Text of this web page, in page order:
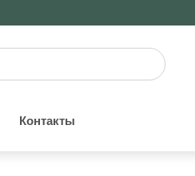
Контакты